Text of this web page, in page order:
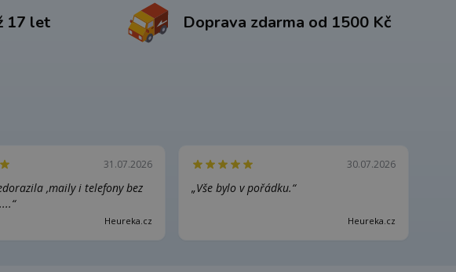
17 let Doprava zdarma od 1500 Kč
31.07.2026
,maily i telefony bez
Heureka.cz
30.07.2026
„Vše bylo v pořádku.“
Heureka.cz